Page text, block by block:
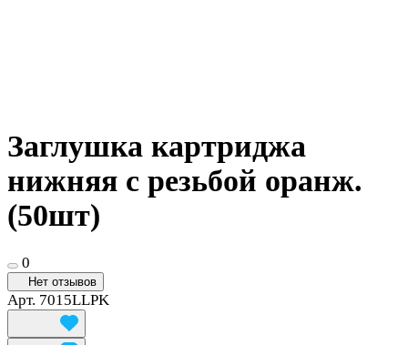
Заглушка картриджа
нижняя с резьбой оранж.
(50шт)
0
Нет отзывов
Арт. 7015LLPK